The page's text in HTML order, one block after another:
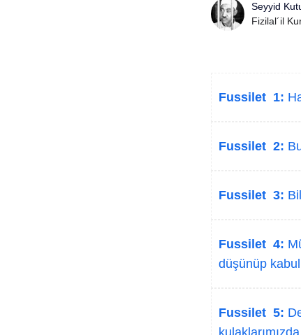
Seyyid
Fizilal´il
Fussilet 1:
Fussilet 2:
Fussilet 3:
Fussilet 4:
düşünüp
Fussilet 5: